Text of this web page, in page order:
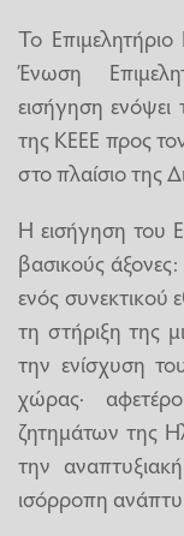
Το
Ένωση
εισήγηση
της ΚΕΕΕ προς
στο πλαίσιο της
Η εισήγηση του
βασικούς
ενός συνεκτικού
τη στήριξη της
την ενίσχυση
χώρας·
ζητημάτων της
την
ισόρροπη